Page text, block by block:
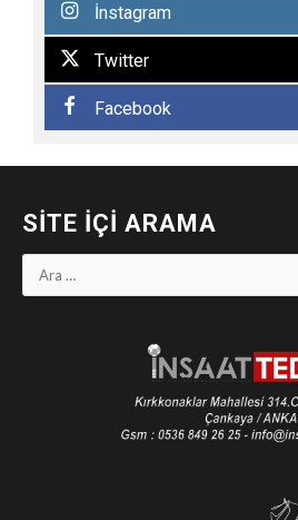
İnstagram
Twitter
Facebook
SITE İÇI ARAMA
Arama: